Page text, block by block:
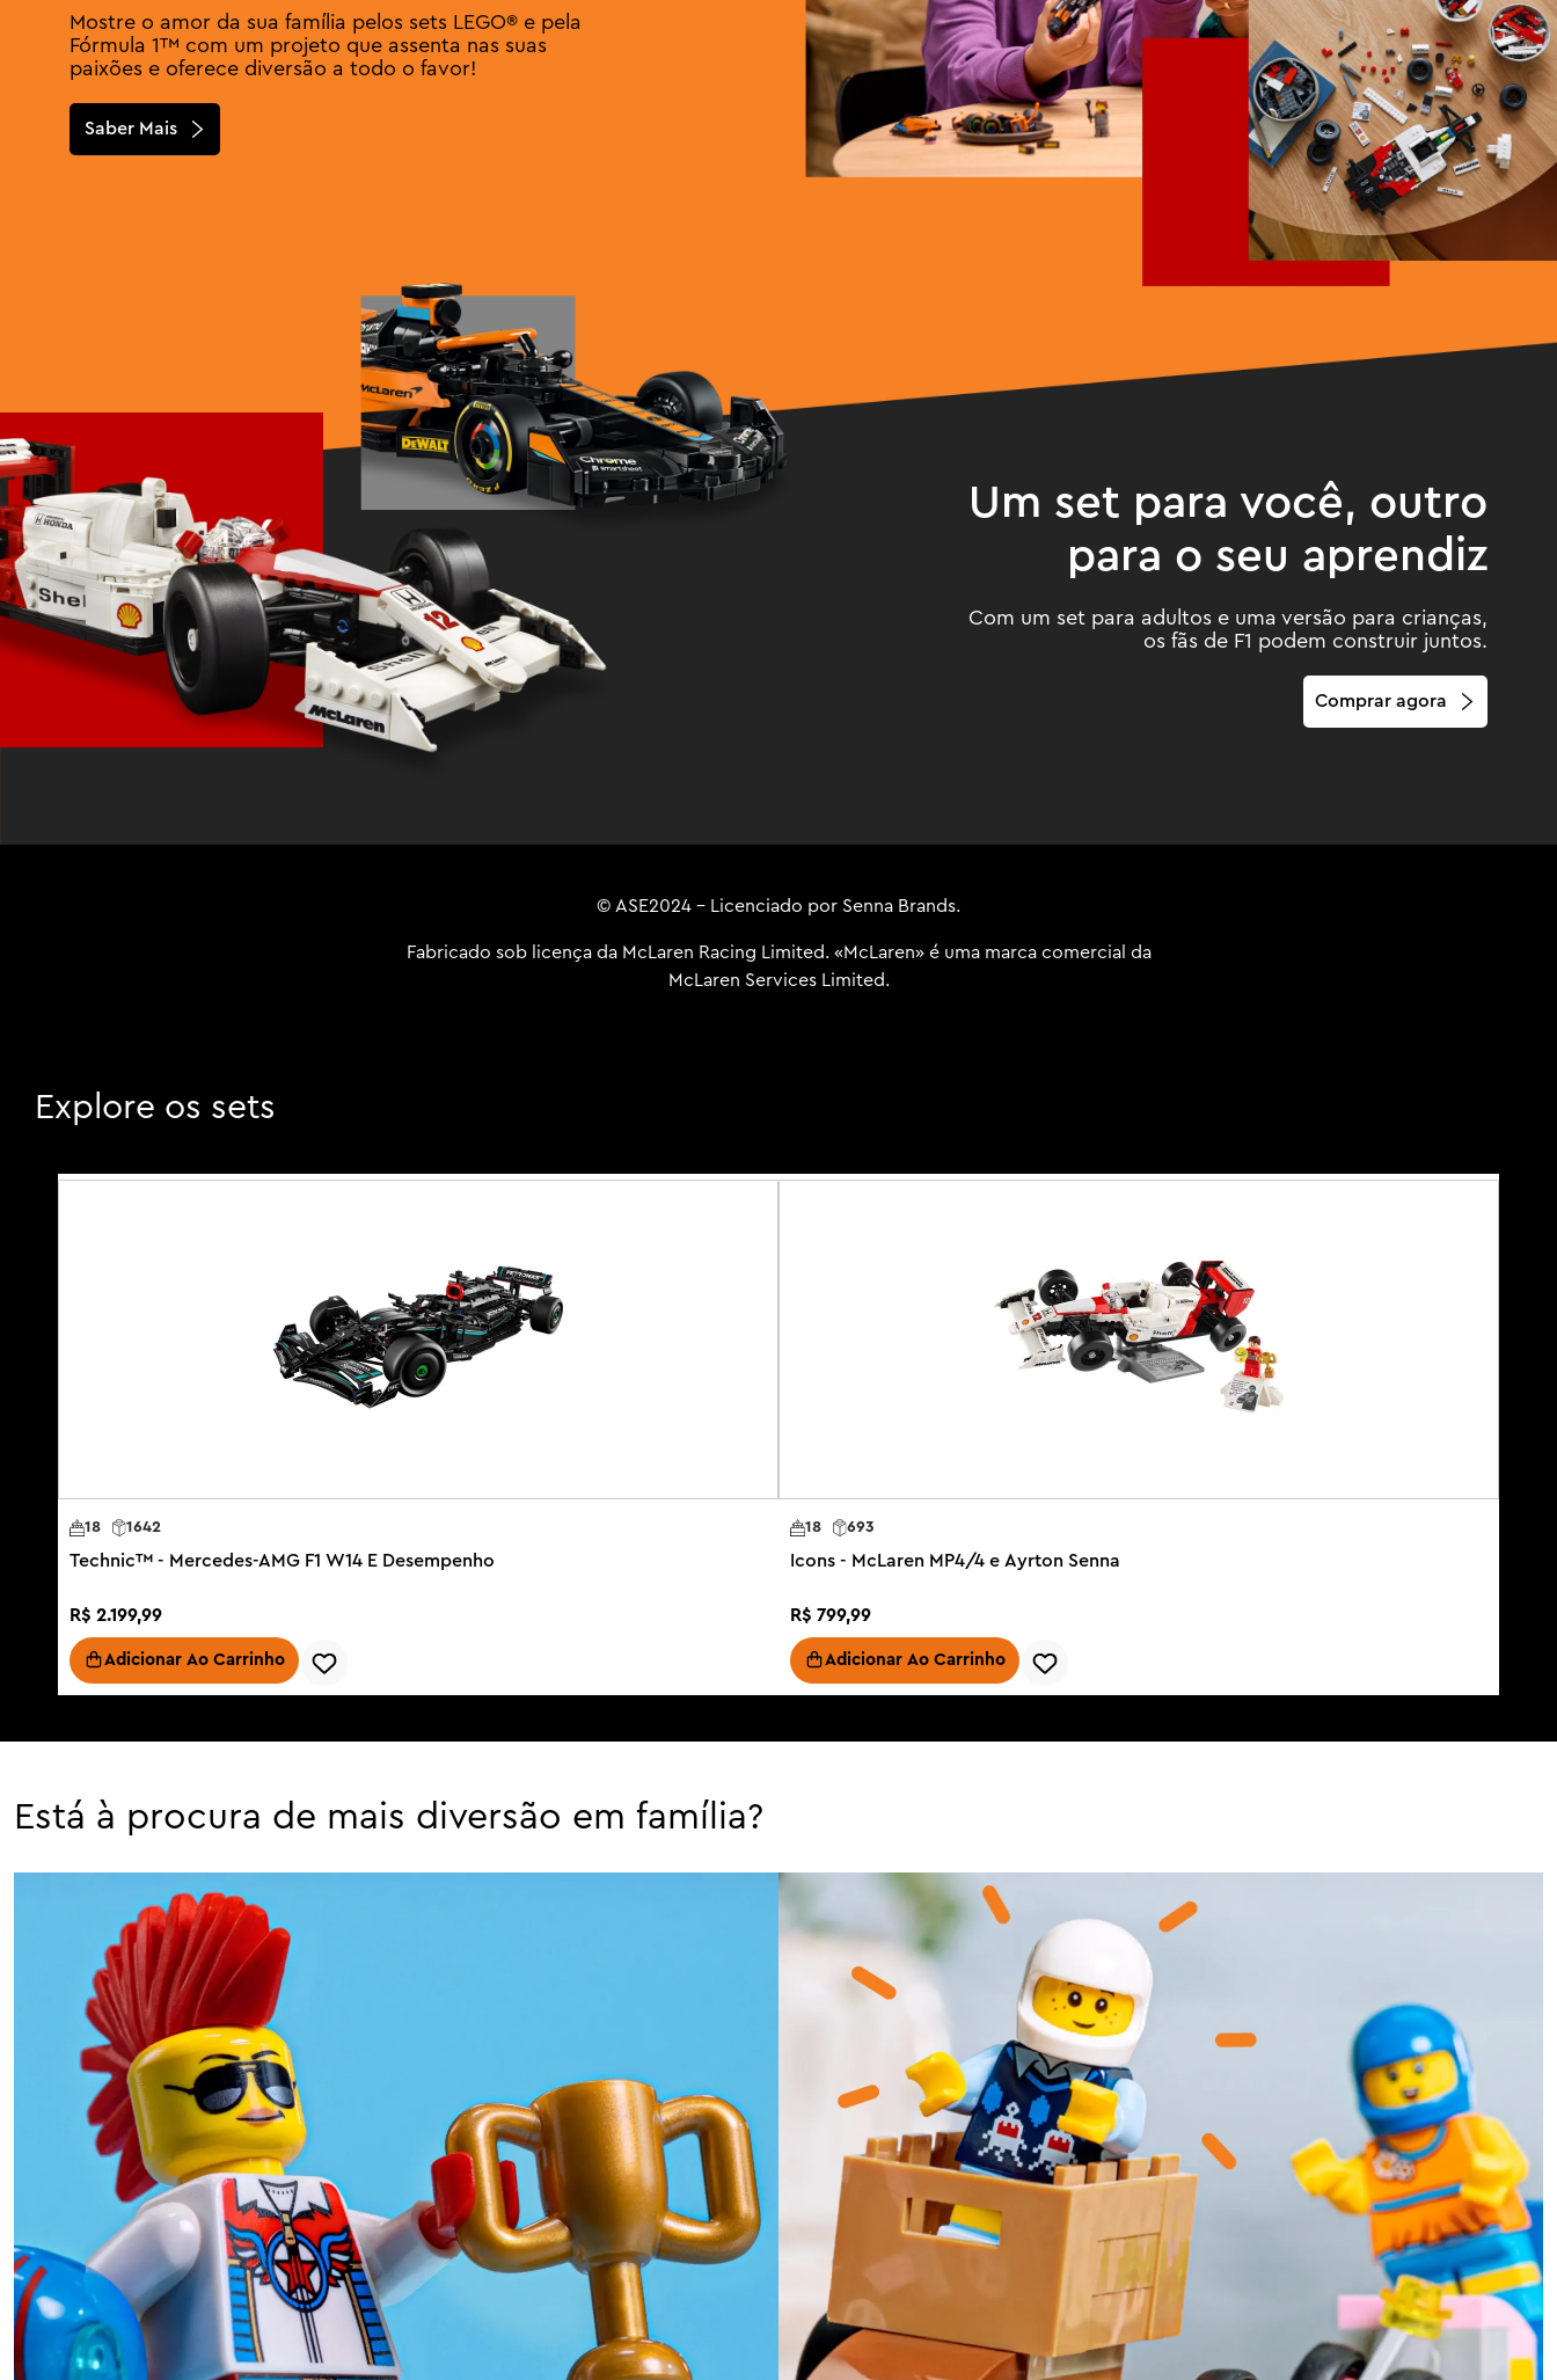
Mostre o amor da sua família pelos sets LEGO® e pela
Fórmula 1™ com um projeto que assenta nas suas
paixões e oferece diversão a todo o favor!
Saber Mais
Um set para você, outro
para o seu aprendiz
Com um set para adultos e uma versão para crianças,
os fãs de F1 podem construir juntos.
Comprar agora
© ASE2024 - Licenciado por Senna Brands.
Fabricado sob licença da McLaren Racing Limited. «McLaren» é uma marca comercial da
McLaren Services Limited.
Explore os sets
1642
18
Technic™ - Mercedes-AMG F1 W14 E Desempenho
R$ 2.199,99
Adicionar Ao Carrinho
18 693
Icons - McLaren MP4/4 e Ayrton Senna
R$ 799,99
Adicionar Ao Carrinho
Está à procura de mais diversão em família?